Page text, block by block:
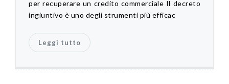
per recuperare un credito commerciale Il decreto
ingiuntivo è uno degli strumenti più efficac
Leggi tutto